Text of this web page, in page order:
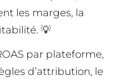
les marges, la
💡
par plateforme,
d’attribution, le